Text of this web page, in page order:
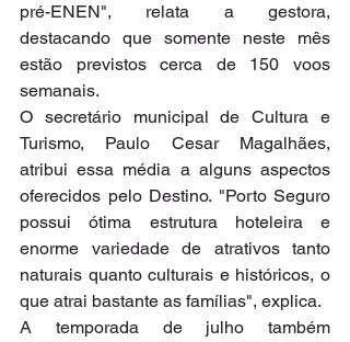
pré-ENEN", relata a gestora,
destacando que somente neste mês
estão previstos cerca de 150 voos
semanais.
O secretário municipal de Cultura e
Turismo, Paulo Cesar Magalhães,
atribui essa média a alguns aspectos
oferecidos pelo Destino. "Porto Seguro
possui ótima estrutura hoteleira e
enorme variedade de atrativos tanto
naturais quanto culturais e históricos, o
que atrai bastante as famílias", explica.
A temporada de julho também